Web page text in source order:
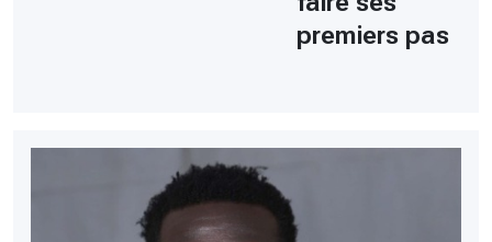
premiers pas